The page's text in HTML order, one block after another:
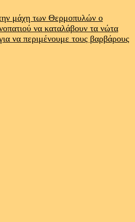
μάχη των Θερμοπυλών ο
να καταλάβουν τα νώτα
να περιμένουμε τους βαρβάρους